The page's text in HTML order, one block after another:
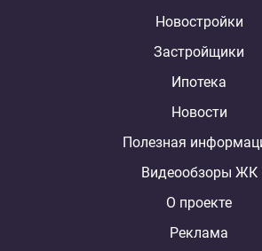
Новостройки
Застройщики
Ипотека
Новости
Полезная
Видеообзоры ЖК
О проекте
Реклама